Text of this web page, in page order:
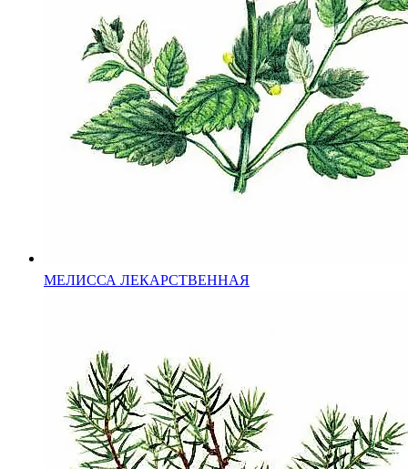
МЕЛИССА ЛЕКАРСТВЕННАЯ